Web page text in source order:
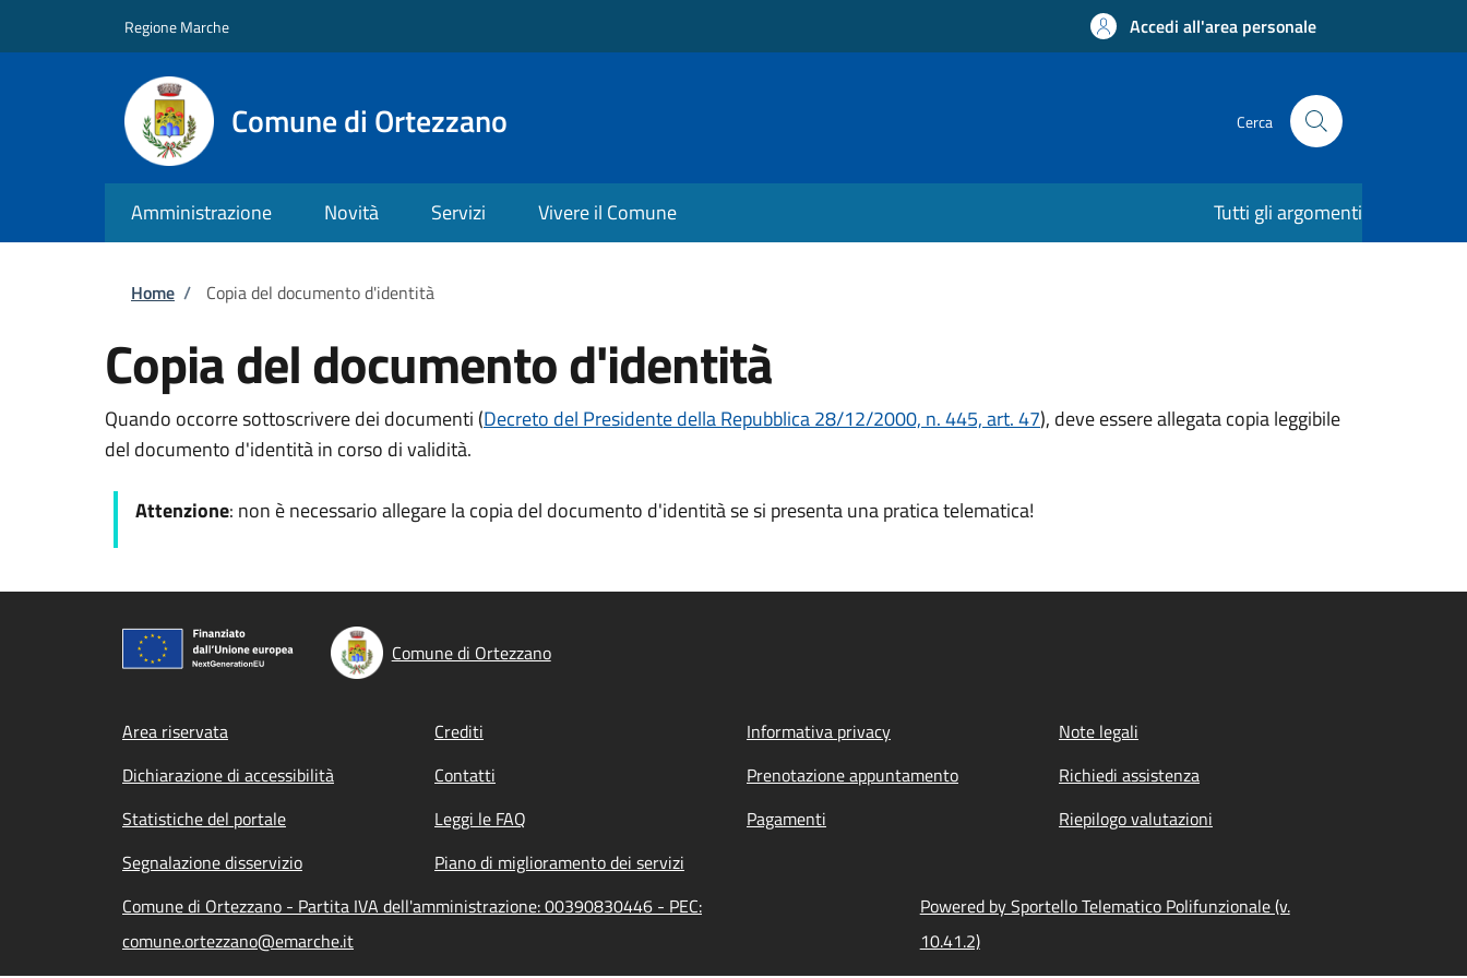
Regione Marche Accedi all'area personale
Comune di Ortezzano Cerca
Amministrazione Novità Servizi Vivere il Comune Tutti gli argomenti
Briciole di pane
Home / Copia del documento d'identità
Copia del documento d'identità
Quando occorre sottoscrivere dei documenti (Decreto del Presidente della Repubblica 28/12/2000, n. 445, art. 47), deve essere allegata copia leggibile
del documento d'identità in corso di validità.
Attenzione: non è necessario allegare la copia del documento d'identità se si presenta una pratica telematica!
Comune di Ortezzano
Footer menu
Area riservata Crediti Informativa privacy
Note legali
Dichiarazione di accessibilità
Contatti Prenotazione appuntamento
Richiedi assistenza
Statistiche del portale
Leggi le FAQ Pagamenti
Riepilogo valutazioni
Segnalazione disservizio
Piano di miglioramento dei servizi
Comune di Ortezzano - Partita IVA dell'amministrazione: 00390830446 - PEC:
comune.ortezzano@emarche.it
Powered by Sportello Telematico Polifunzionale (v.
10.41.2)